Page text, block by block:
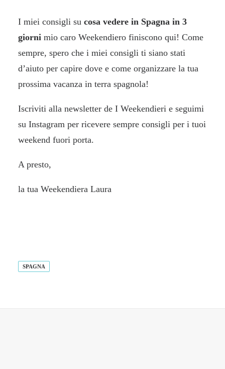
I miei consigli su cosa vedere in Spagna in 3
giorni mio caro Weekendiero finiscono qui! Come
sempre, spero che i miei consigli ti siano stati
d’aiuto per capire dove e come organizzare la tua
prossima vacanza in terra spagnola!
Iscriviti alla newsletter de I Weekendieri e seguimi
su Instagram per ricevere sempre consigli per i tuoi
weekend fuori porta.
A presto,
la tua Weekendiera Laura
SPAGNA